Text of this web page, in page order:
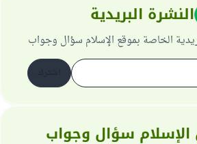
النشرة البريدية
الخاصة بموقع الإسلام سؤال وجواب
سؤال وجواب